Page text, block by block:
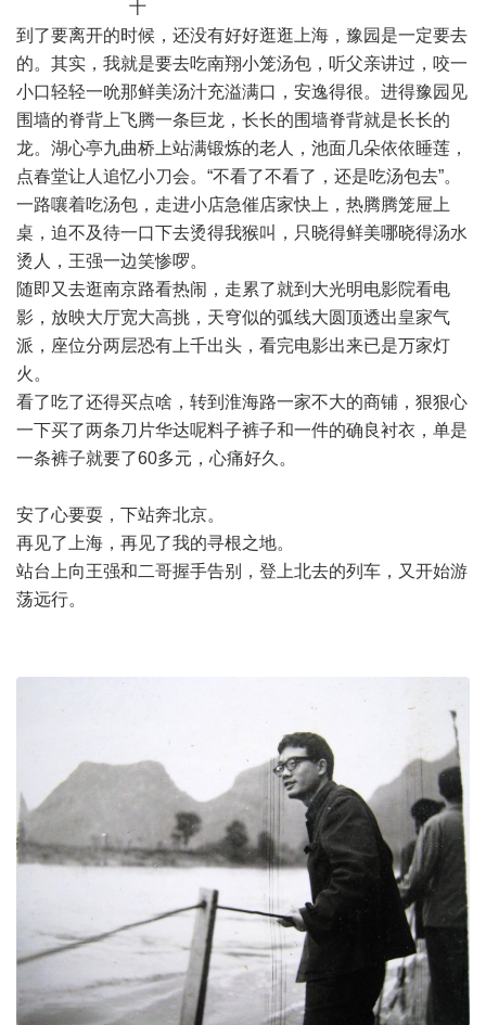
十
到了要离开的时候，还没有好好逛逛上海，豫园是一定要去
的。其实，我就是要去吃南翔小笼汤包，听父亲讲过，咬一
小口轻轻一吮那鲜美汤汁充溢满口，安逸得很。进得豫园见
围墙的脊背上飞腾一条巨龙，长长的围墙脊背就是长长的
龙。湖心亭九曲桥上站满锻炼的老人，池面几朵依依睡莲，
点春堂让人追忆小刀会。“不看了不看了，还是吃汤包去”。
一路嚷着吃汤包，走进小店急催店家快上，热腾腾笼屉上
桌，迫不及待一口下去烫得我猴叫，只晓得鲜美哪晓得汤水
烫人，王强一边笑惨啰。
随即又去逛南京路看热闹，走累了就到大光明电影院看电
影，放映大厅宽大高挑，天穹似的弧线大圆顶透出皇家气
派，座位分两层恐有上千出头，看完电影出来已是万家灯
火。
看了吃了还得买点啥，转到淮海路一家不大的商铺，狠狠心
一下买了两条刀片华达呢料子裤子和一件的确良衬衣，单是
一条裤子就要了60多元，心痛好久。
安了心要耍，下站奔北京。
再见了上海，再见了我的寻根之地。
站台上向王强和二哥握手告别，登上北去的列车，又开始游
荡远行。